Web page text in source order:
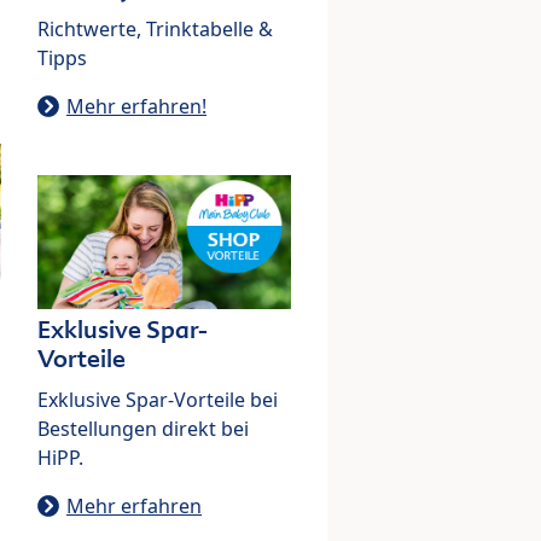
Richtwerte, Trinktabelle &
Tipps
Mehr erfahren!
Exklusive Spar-
Vorteile
Exklusive Spar-Vorteile bei
Bestellungen direkt bei
HiPP.
Mehr erfahren